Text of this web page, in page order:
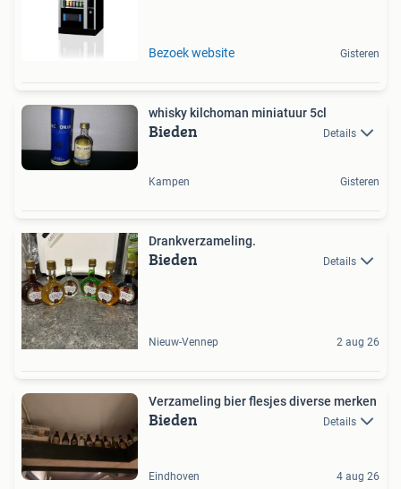
Bezoek website Gisteren
whisky kilchoman miniatuur 5cl
Bieden Details
Kampen Gisteren
Drankverzameling.
Bieden Details
Nieuw-Vennep 2 aug 26
Verzameling bier flesjes diverse merken
Bieden Details
Eindhoven 4 aug 26